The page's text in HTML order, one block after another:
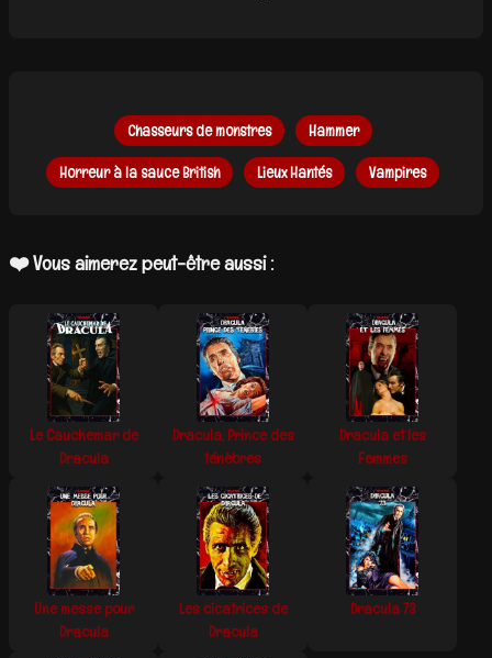
Chasseurs de monstres Hammer
Horreur à la sauce British Lieux Hantés Vampires
❤️ Vous aimerez peut-être aussi :
Le Cauchemar de
Dracula
Dracula, Prince des
ténèbres
Dracula et les
Femmes
Une messe pour
Dracula
Les cicatrices de
Dracula
Dracula 73